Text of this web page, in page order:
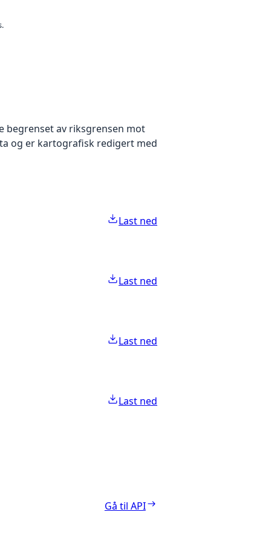
begrenset av riksgrensen mot
og er kartografisk redigert med
Last ned
Last ned
Last ned
Last ned
Gå til API